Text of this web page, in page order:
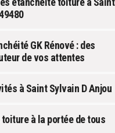
GK Rénové : des
de vos attentes
à Saint Sylvain D Anjou
à la portée de tous